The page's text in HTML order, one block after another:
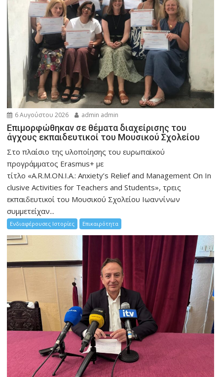
6 Αυγούστου 2026 admin admin
Eπιμορφώθηκαν σε θέματα διαχείρισης του
άγχους εκπαιδευτικοί του Μουσικού Σχολείου
Στο πλαίσιο της υλοποίησης του ευρωπαϊκού
προγράμματος Erasmus+ με
τίτλο «A.R.M.ON.I.A.: Anxiety’s Relief and Management On In
clusive Activities for Teachers and Students», τρεις
εκπαιδευτικοί του Μουσικού Σχολείου Ιωαννίνων
συμμετείχαν...
Ενδιαφέρουσες Ιστορίες Επικαιρότητα